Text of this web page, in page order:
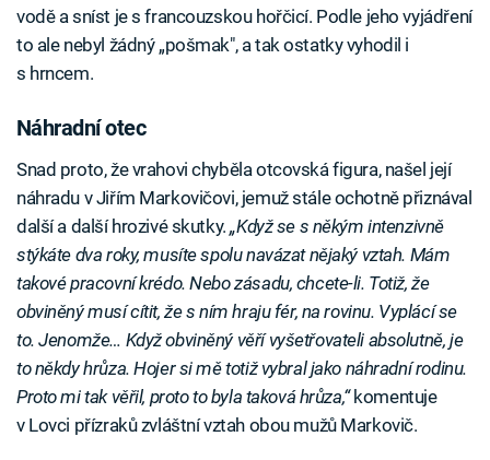
vodě a sníst je s francouzskou hořčicí. Podle jeho vyjádření
to ale nebyl žádný „pošmak", a tak ostatky vyhodil i
s hrncem.
Náhradní otec
Snad proto, že vrahovi chyběla otcovská figura, našel její
náhradu v Jiřím Markovičovi, jemuž stále ochotně přiznával
další a další hrozivé skutky.„Když se s někým intenzivně
stýkáte dva roky, musíte spolu navázat nějaký vztah. Mám
takové pracovní krédo. Nebo zásadu, chcete-li. Totiž, že
obviněný musí cítit, že s ním hraju fér, na rovinu. Vyplácí se
to. Jenomže… Když obviněný věří vyšetřovateli absolutně, je
to někdy hrůza. Hojer si mě totiž vybral jako náhradní rodinu.
Proto mi tak věřil, proto to byla taková hrůza,“komentuje
v Lovci přízraků zvláštní vztah obou mužů Markovič.